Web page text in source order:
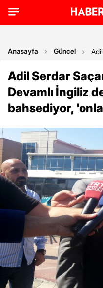
Anasayfa Güncel
Adil Serdar
Devamlı İngiliz
bahsediyor,